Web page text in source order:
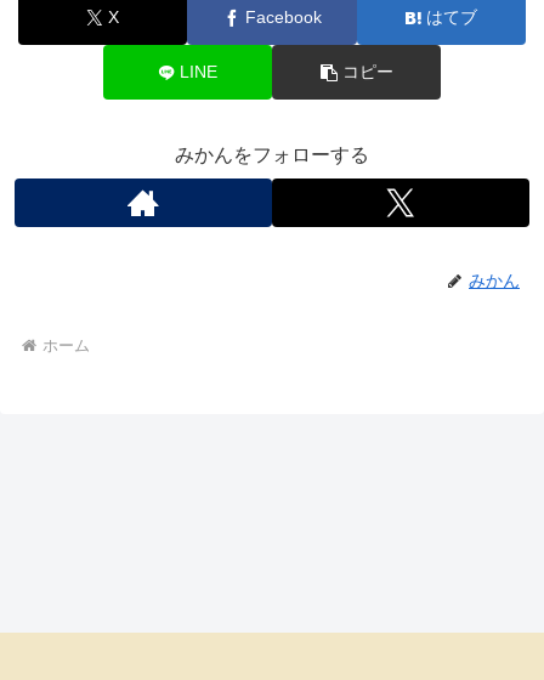
X Facebook はてブ
LINE コピー
みかんをフォローする
みかん
ホーム